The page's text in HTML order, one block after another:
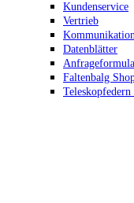
Kundenservice
Vertrieb
Datenblätter
Faltenbalg
Teleskopfedern